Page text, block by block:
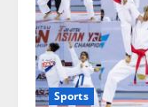
v
i
Sports